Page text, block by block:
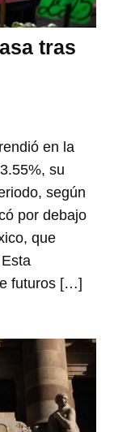
tras
en la
su
según
por debajo
que
futuros […]